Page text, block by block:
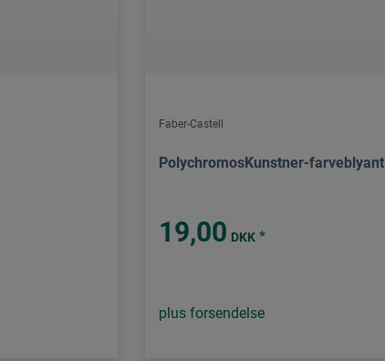
Faber-Castell
PolychromosKunstner-farveblyant
19,00 DKK *
plus forsendelse